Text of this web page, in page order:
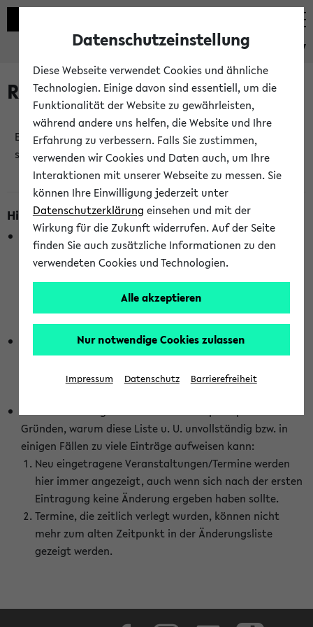
eKVV
Raumänderungen
Es wurden keine Raumänderungen an jetzt
stattfindenden Veranstaltungen gefunden!
Hinweise zur Liste der Raumänderungen
In dieser Liste werden nur Veranstaltungstermine
berücksichtigt, die gerade oder innerhalb der nächsten 2
Stunden stattfinden. Berücksichtigt werden nur Termine,
wurden. Die Anzeige ist semesterübergreifend und nicht
abhängig vom im eKVV gewählten Semester.
Die hier gezeigte Liste von Raumänderungen kann nur
vollständig sein, wenn den Fakultäten von den Lehrenden
die Änderungen zeitnah mitgeteilt und diese Änderungen
Gründen, warum diese Liste u. U. unvollständig bzw. in
einigen Fällen zu viele Einträge aufweisen kann:
Neu eingetragene Veranstaltungen/Termine werden
hier immer angezeigt, auch wenn sich nach der ersten
Eintragung keine Änderung ergeben haben sollte.
Termine, die zeitlich verlegt wurden, können nicht
mehr zum alten Zeitpunkt in der Änderungsliste
gezeigt werden.
Datenschutzeinstellung
Diese Webseite verwendet Cookies und ähnliche
Technologien. Einige davon sind essentiell, um die
Funktionalität der Website zu gewährleisten,
während andere uns helfen, die Website und Ihre
Erfahrung zu verbessern. Falls Sie zustimmen,
verwenden wir Cookies und Daten auch, um Ihre
Interaktionen mit unserer Webseite zu messen. Sie
können Ihre Einwilligung jederzeit unter
Datenschutzerklärung einsehen und mit der
Wirkung für die Zukunft widerrufen. Auf der Seite
finden Sie auch zusätzliche Informationen zu den
verwendeten Cookies und Technologien.
Alle akzeptieren
Nur notwendige Cookies zulassen
Impressum Datenschutz Barrierefreiheit